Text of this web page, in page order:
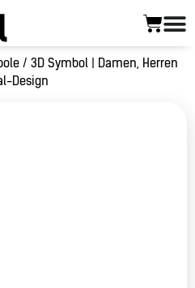
/ 3D Symbol | Damen, Herren
Design